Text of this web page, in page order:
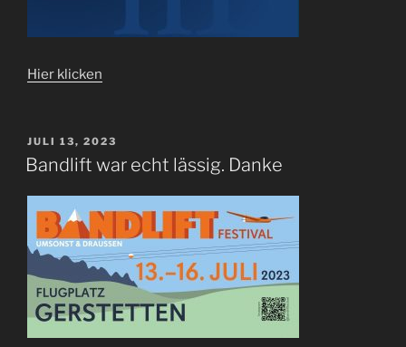
Hier klicken
VERÖFFENTLICHT
AM
JULI 13, 2023
Bandlift war echt lässig. Danke